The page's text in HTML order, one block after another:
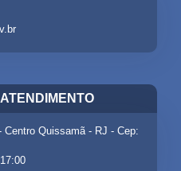
Centro Quissamã - RJ - Cep: